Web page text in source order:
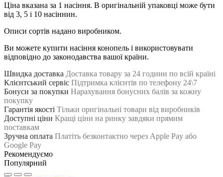
Ціна вказана за 1 насіння. В оригінальній упаковці може бути
від 3, 5 і 10 насіннин.
Описи сортів надано виробником.
Ви можете купити насіння конопель і використовувати
відповідно до законодавства вашої країни.
Швидка доставка Доставка товару за 24 години по всій країні
Клієнтський сервіс Підтримка клієнтів по телефону 24\7
Бонуси за покупки Нарахування бонусних балів за кожну
покупку
Гарантія якості Тільки оригінальні товари від виробників
Доступні ціни Кращі ціни на ринку завдяки прямим
поставкам
Зручна оплата Платіть безконтактно через Apple Pay або
Google Pay
Рекомендуємо
Популярний